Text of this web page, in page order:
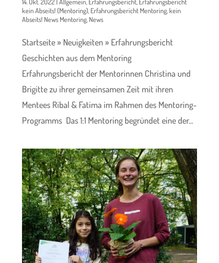
kein Abseits! (Mentoring), Erfahrungsbericht Mentoring,kein
Abseits! News Mentoring, News
Startseite » Neuigkeiten » Erfahrungsbericht
Geschichten aus dem Mentoring
Erfahrungsbericht der Mentorinnen Christina und
Brigitte zu ihrer gemeinsamen Zeit mit ihren
Mentees Ribal & Fatima im Rahmen des Mentoring-
Programms Das 1:1 Mentoring begründet eine der...